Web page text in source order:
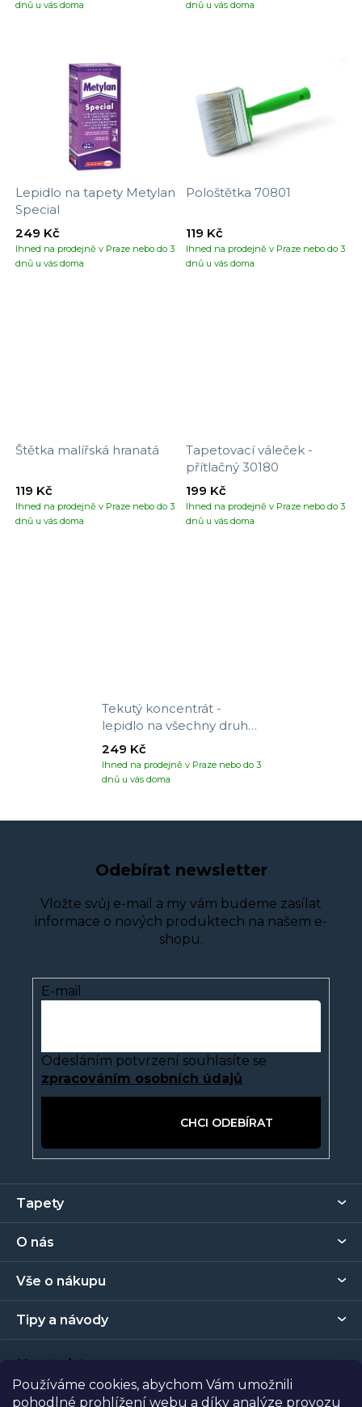
Používáme cookies, abychom Vám umožnili
pohodlné prohlížení webu a díky analýze provozu
dnů u vás doma
dnů u vás doma
Lepidlo na tapety Metylan
Special
Ihned na prodejně v Praze nebo do 3
dnů u vás doma
249 Kč
Pološtětka 70801
Ihned na prodejně v Praze nebo do 3
dnů u vás doma
119 Kč
Štětka malířská hranatá
Ihned na prodejně v Praze nebo do 3
dnů u vás doma
119 Kč
Tapetovací váleček -
přítlačný 30180
Ihned na prodejně v Praze nebo do 3
dnů u vás doma
199 Kč
Tekutý koncentrát -
lepidlo na všechny druhy
tapet
Ihned na prodejně v Praze nebo do 3
dnů u vás doma
249 Kč
Odebírat newsletter
Vložte svůj e-mail a my vám budeme zasílat
informace o nových produktech na našem e-
shopu.
E-mail
Odesláním potvrzení souhlasíte se
zpracováním osobních údajů
a
í
Tapety
O nás
Vše o nákupu
Tipy a návody
Kontakt